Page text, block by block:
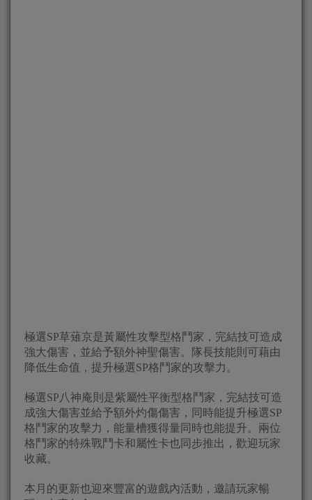
極選SP草薙京是黃屬性攻擊型格鬥家，完結技可造成
強大傷害，並給予額外神聖傷害。隊長技能則可藉由
降低生命值，提升極選SP格鬥家的攻擊力。
極選SP八神庵則是紫屬性平衡型格鬥家，完結技可造
成強大傷害並給予額外灼傷傷害，同時能提升極選SP
格鬥家的攻擊力，能量槽獲得量同時也能提升。兩位
格鬥家的特殊戰鬥卡和屬性卡也同步推出，歡迎玩家
收藏。
本月的更新也迎來豐富的遊戲內活動，邀請玩家暢